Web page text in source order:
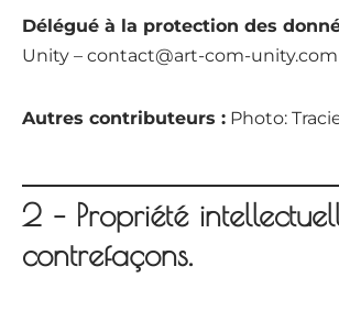
Délégué à la protection des
Unity – contact@art-com-unity.com
Autres contributeurs : Photo:
2 – Propriété
contrefaçons.